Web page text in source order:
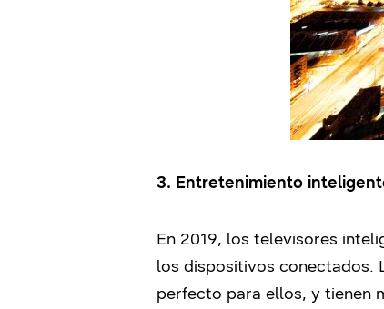
3. Entretenimiento
En 2019, los televisores
los dispositivos conectados.
perfecto para ellos, y tienen